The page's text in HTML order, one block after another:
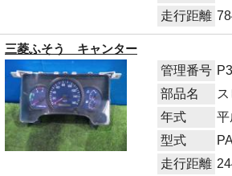
走行距離
三菱ふそう キャンター
管理番号
部品名
年式
平
型式
走行距離